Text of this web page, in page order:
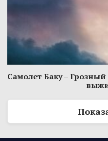
Самолет Баку –